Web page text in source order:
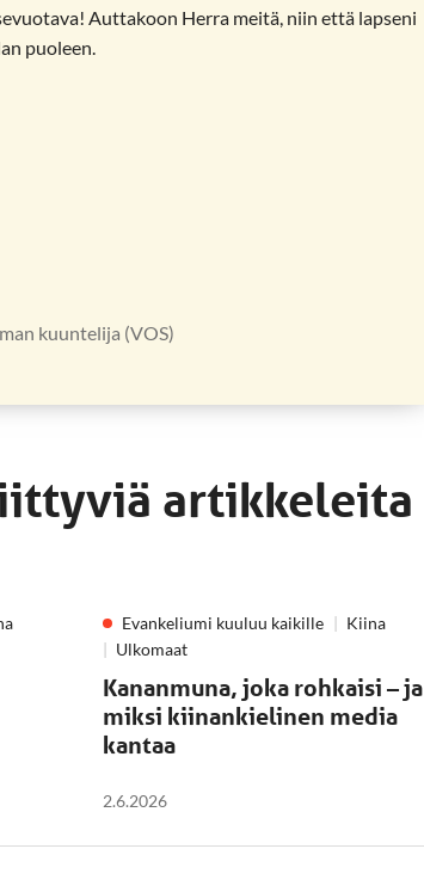
Auttakoon Herra meitä, niin että lapseni
puoleen.
kuuntelija (VOS)
artikkeleita
Evankeliumi kuuluu kaikille
Kiina
Ulkomaat
Kananmuna, joka rohkaisi – ja
miksi kiinankielinen media
kantaa
2.6.2026